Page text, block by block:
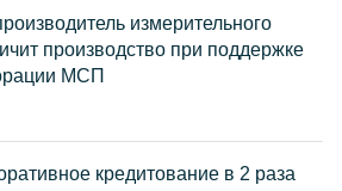
измерительного
производство при поддержке
МСП
кредитование в 2 раза